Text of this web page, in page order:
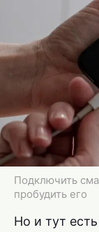
Подключить
пробудить его
Но и тут